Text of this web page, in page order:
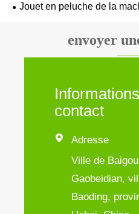
Jouet en peluche de la
envoyer
contact

Adresse
Ville de
Gaobeidian,
Baoding,